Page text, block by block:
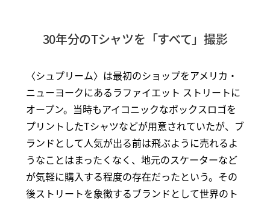
30年分のTシャツを「すべて」撮影
〈シュプリーム〉は最初のショップをアメリカ・
ニューヨークにあるラファイエット ストリートに
オープン。当時もアイコニックなボックスロゴを
プリントしたTシャツなどが用意されていたが、ブ
ランドとして人気が出る前は飛ぶように売れるよ
うなことはまったくなく、地元のスケーターなど
が気軽に購入する程度の存在だったという。その
後ストリートを象徴するブランドとして世界のト